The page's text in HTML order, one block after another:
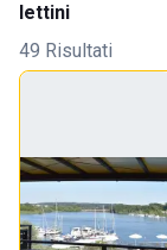
lettini
49 Risultati